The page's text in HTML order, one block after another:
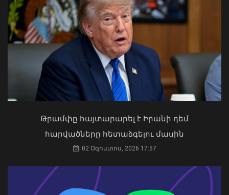
09 Օգոստոս, 2026 21:25
Թուրքիայում երկրաշարժ է տեղի
09 Օգոստոս, 2026 21:08
Ապօրինի ներգաղթյալների պահման
հարց Հայաստանի հետ չի քննարկվել.
ԱԳՆ խոսնակ
Թրամփը հայտարարել է Իրանի դեմ
հարվածները հետաձգելու մասին
02 Օգոստոս, 2026 17:57